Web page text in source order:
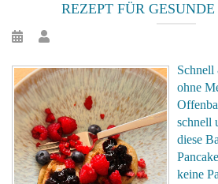
REZEPT FÜR
Schnell
ohne
schnell
diese
keine